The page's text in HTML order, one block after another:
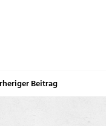
Beitrag